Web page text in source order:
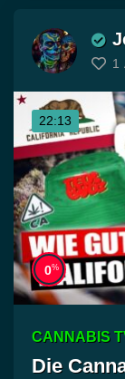
1
22:13
0%
CANNABIS
Die